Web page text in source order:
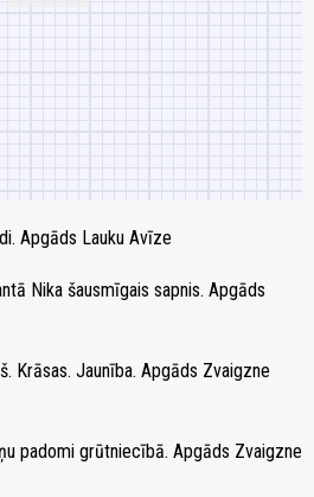
Apgāds Lauku Avīze
Nika šausmīgais sapnis. Apgāds
Krāsas. Jaunība. Apgāds Zvaigzne
padomi grūtniecībā. Apgāds Zvaigzne